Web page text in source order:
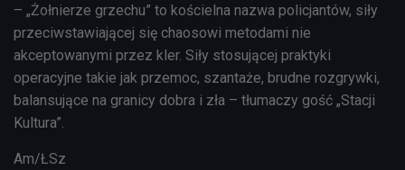
– „Żołnierze grzechu” to kościelna nazwa policjantów, siły
przeciwstawiającej się chaosowi metodami nie
akceptowanymi przez kler. Siły stosującej praktyki
operacyjne takie jak przemoc, szantaże, brudne rozgrywki,
balansujące na granicy dobra i zła – tłumaczy gość „Stacji
Kultura”.
Am/ŁSz